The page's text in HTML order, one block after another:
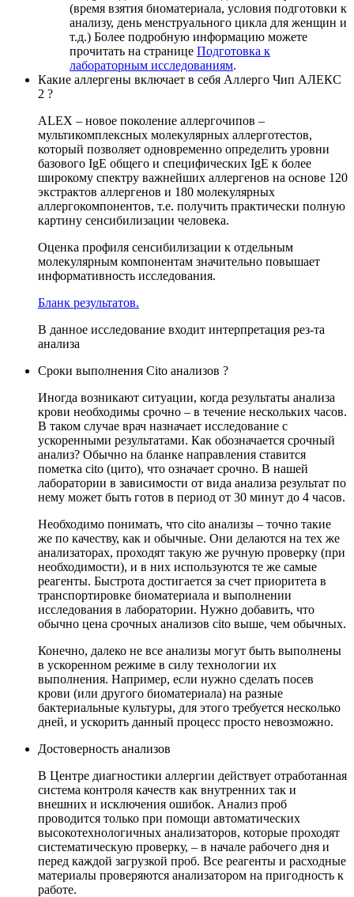
(время взятия биоматериала, условия подготовки к
анализу, день менструального цикла для женщин и
т.д.) Более подробную информацию можете
прочитать на странице Подготовка к
лабораторным исследованиям.
Какие аллергены включает в себя Аллерго Чип АЛЕКС
2 ?
ALEX – новое поколение аллергочипов –
мультикомплексных молекулярных аллерготестов,
который позволяет одновременно определить уровни
базового IgE общего и специфических IgE к более
широкому спектру важнейших аллергенов на основе 120
экстрактов аллергенов и 180 молекулярных
аллергокомпонентов, т.е. получить практически полную
картину сенсибилизации человека.
Оценка профиля сенсибилизации к отдельным
молекулярным компонентам значительно повышает
информативность исследования.
Бланк результатов.
В данное исследование входит интерпретация рез-та
анализа
Сроки выполнения Cito анализов ?
Иногда возникают ситуации, когда результаты анализа
крови необходимы срочно – в течение нескольких часов.
В таком случае врач назначает исследование с
ускоренными результатами. Как обозначается срочный
анализ? Обычно на бланке направления ставится
пометка cito (цито), что означает срочно. В нашей
лаборатории в зависимости от вида анализа результат по
нему может быть готов в период от 30 минут до 4 часов.
Необходимо понимать, что cito анализы – точно такие
же по качеству, как и обычные. Они делаются на тех же
анализаторах, проходят такую же ручную проверку (при
необходимости), и в них используются те же самые
реагенты. Быстрота достигается за счет приоритета в
транспортировке биоматериала и выполнении
исследования в лаборатории. Нужно добавить, что
обычно цена срочных анализов cito выше, чем обычных.
Конечно, далеко не все анализы могут быть выполнены
в ускоренном режиме в силу технологии их
выполнения. Например, если нужно сделать посев
крови (или другого биоматериала) на разные
бактериальные культуры, для этого требуется несколько
дней, и ускорить данный процесс просто невозможно.
Достоверность анализов
В Центре диагностики аллергии действует отработанная
система контроля качеств как внутренних так и
внешних и исключения ошибок. Анализ проб
проводится только при помощи автоматических
высокотехнологичных анализаторов, которые проходят
систематическую проверку, – в начале рабочего дня и
перед каждой загрузкой проб. Все реагенты и расходные
материалы проверяются анализатором на пригодность к
работе.